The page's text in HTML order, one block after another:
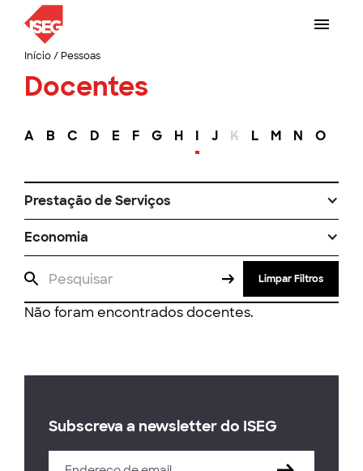
Início/ Pessoas
Docentes
A B C D E F G H I J K L M N O
Prestação de Serviços
Economia
Limpar Filtros
Não foram encontrados docentes.
Subscreva a newsletter do ISEG